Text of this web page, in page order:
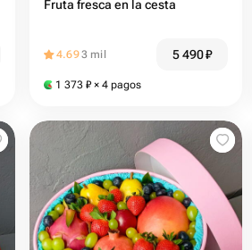
Fruta fresca en la cesta
4.693 mil 5 490₽
1 373 ₽ × 4 pagos